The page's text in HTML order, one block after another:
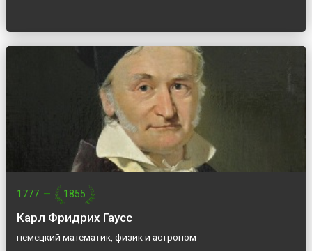
1777 — 1855
Карл Фридрих Гаусс
немецкий математик, физик и астроном